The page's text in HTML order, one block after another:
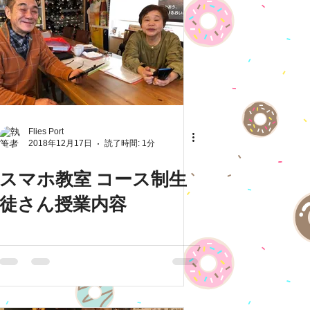
Flies Port
2018年12月17日
読了時間: 1分
スマホ教室 コース制生
徒さん授業内容